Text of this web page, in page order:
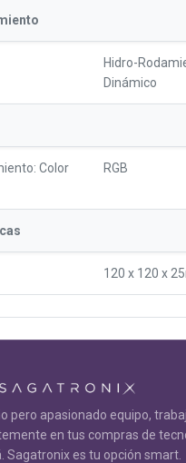
Hidro-
Dinámico
Color
RGB
120 x 120 x
pero apasionado equipo,
en tus compras de
Sagatronix es tu opción smart.